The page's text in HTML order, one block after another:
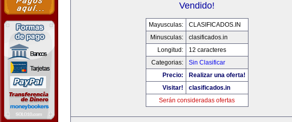
Vendido!
Mayusculas:
CLASIFICADOS.IN
Minusculas:
clasificados.in
Longitud:
12 caracteres
Categorias:
Sin Clasificar
Precio:
Realizar una oferta!
Visitar!
clasificados.in
Serán consideradas ofertas